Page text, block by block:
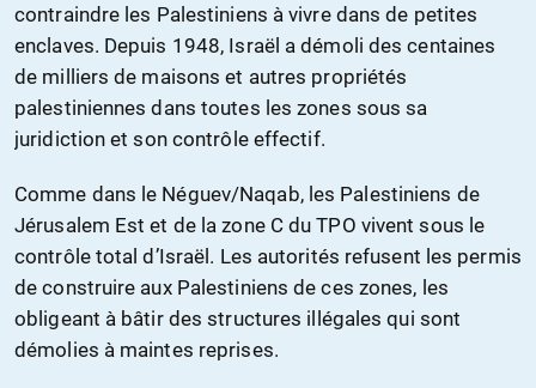
contraindre les Palestiniens à vivre dans de petites
enclaves. Depuis 1948, Israël a démoli des centaines
de milliers de maisons et autres propriétés
palestiniennes dans toutes les zones sous sa
juridiction et son contrôle effectif.
Comme dans le Néguev/Naqab, les Palestiniens de
Jérusalem Est et de la zone C du TPO vivent sous le
contrôle total d’Israël. Les autorités refusent les permis
de construire aux Palestiniens de ces zones, les
obligeant à bâtir des structures illégales qui sont
démolies à maintes reprises.